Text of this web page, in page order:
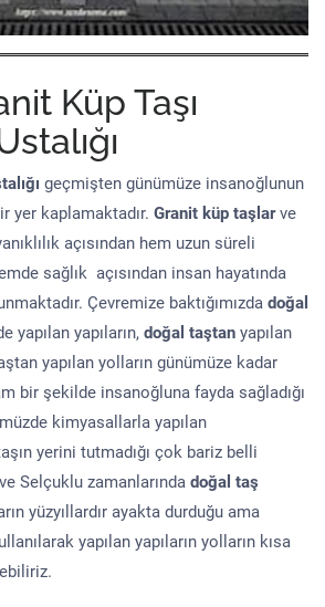
Küp Taşı
geçmişten günümüze insanoğlunun
yer kaplamaktadır. Granit küp taşlarve
açısından hem uzun süreli
sağlık açısından insan hayatında
Çevremize baktığımızda doğal
yapılan yapıların, doğal taştan yapılan
yapılan yolların günümüze kadar
bir şekilde insanoğluna fayda sağladığı
kimyasallarla yapılan
yerini tutmadığı çok bariz belli
Selçuklu zamanlarında doğal taş
yüzyıllardır ayakta durduğu ama
yapılan yapıların yolların kısa